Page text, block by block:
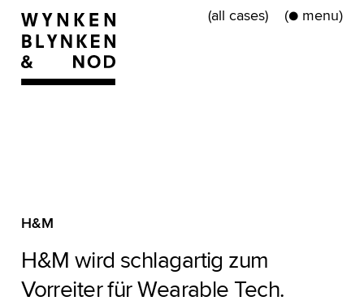
(all cases) (● )
H&M
H&M wird schlagartig zum
Vorreiter für Wearable Tech.